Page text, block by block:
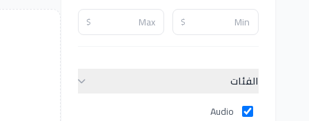
$
$
الفئات
Audio